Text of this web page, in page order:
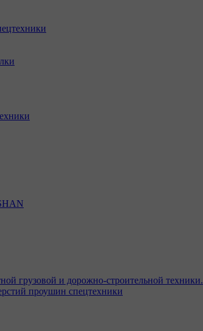
грузовой и дорожно-строительной техники.
проушин спецтехники